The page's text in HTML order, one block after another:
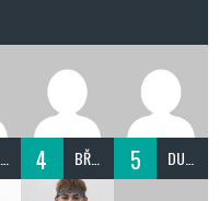
4 BŘEZINA DRAHOMÍR 5 DUFEK DAVID